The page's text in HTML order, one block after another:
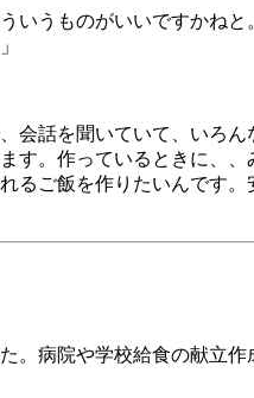
いうものがいいですかね
話を聞いていて、いろ
。作っているときに、
るご飯を作りたいんです
病院や学校給食の献立作